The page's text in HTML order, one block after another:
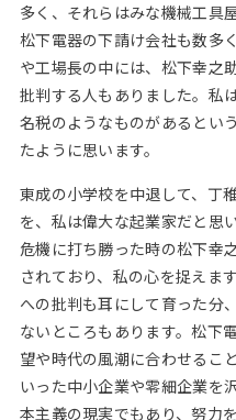
多く、それらはみな機械工具
松下電器の下請け会社も数多
や工場長の中には、松下幸之
批判する人もありました。私
名税のようなものがあるとい
たように思います。
東成の小学校を中退して、丁
を、私は偉大な起業家だと思
危機に打ち勝った時の松下幸
されており、私の心を捉えま
への批判も耳にして育った分
ないところもあります。松下
望や時代の風潮に合わせるこ
いった中小企業や零細企業を
本主義の現実でもあり、努力